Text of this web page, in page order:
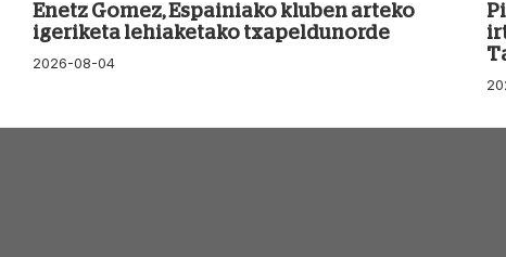
Enetz Gomez, Espainiako kluben arteko
igeriketa lehiaketako txapeldunorde
2026-08-04